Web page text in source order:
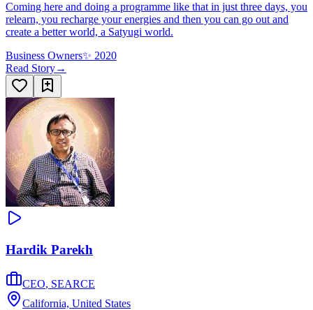
Coming here and doing a programme like that in just three days, you
relearn, you recharge your energies and then you can go out and
create a better world, a Satyugi world.
Business Owners✨ 2020
Read Story→
Hardik Parekh
CEO, SEARCE
California, United States